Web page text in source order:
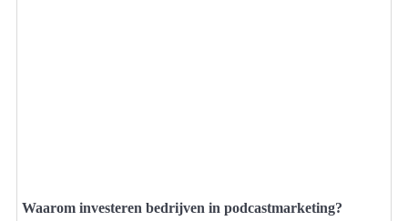
Waarom investeren bedrijven in podcastmarketing?